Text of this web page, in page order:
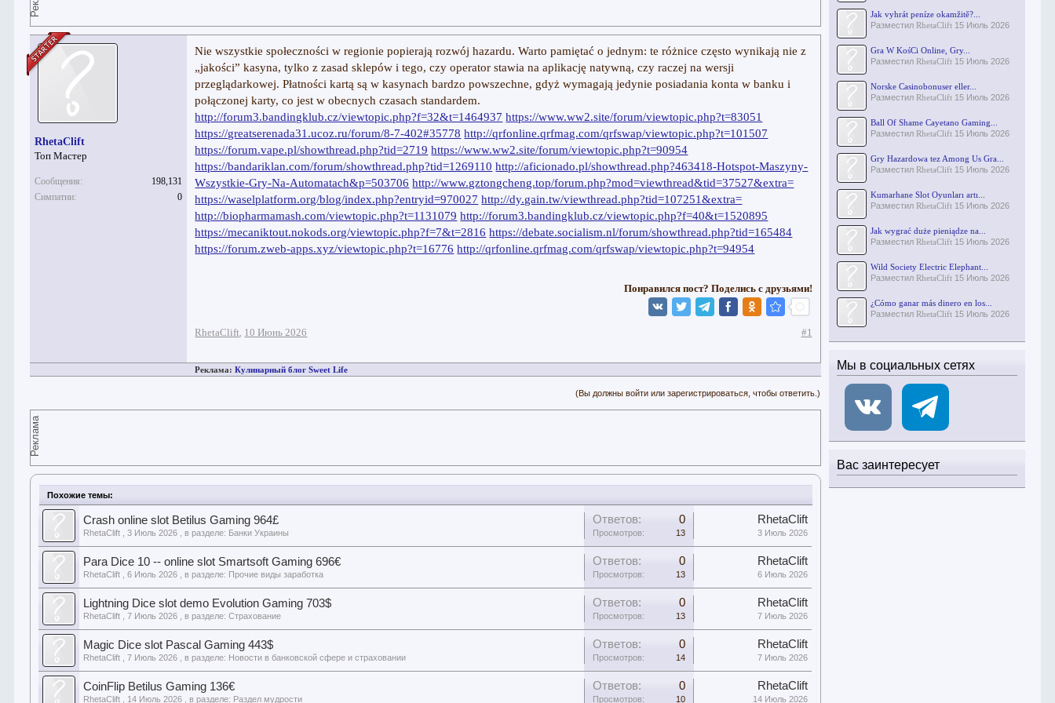
RhetaClift
Топ Мастер
Сообщения:
198,131
Симпатии:
0
Nie wszystkie społeczności w regionie popierają rozwój hazardu. Warto pamiętać o jednym: te różnice często wynikają nie z
„jakości” kasyna, tylko z zasad sklepów i tego, czy operator stawia na aplikację natywną, czy raczej na wersji
przeglądarkowej. Płatności kartą są w kasynach bardzo powszechne, gdyż wymagają jedynie posiadania konta w banku i
połączonej karty, co jest w obecnych czasach standardem.
http://forum3.bandingklub.cz/viewtopic.php?f=32&t=1464937 https://www.ww2.site/forum/viewtopic.php?t=83051
https://greatserenada31.ucoz.ru/forum/8-7-402#35778 http://qrfonline.qrfmag.com/qrfswap/viewtopic.php?t=101507
https://forum.vape.pl/showthread.php?tid=2719 https://www.ww2.site/forum/viewtopic.php?t=90954
https://bandariklan.com/forum/showthread.php?tid=1269110 http://aficionado.pl/showthread.php?463418-Hotspot-Maszyny-
Wszystkie-Gry-Na-Automatach&p=503706 http://www.gztongcheng.top/forum.php?mod=viewthread&tid=37527&extra=
https://waselplatform.org/blog/index.php?entryid=970027 http://dy.gain.tw/viewthread.php?tid=107251&extra=
http://biopharmamash.com/viewtopic.php?t=1131079 http://forum3.bandingklub.cz/viewtopic.php?f=40&t=1520895
https://mecaniktout.nokods.org/viewtopic.php?f=7&t=2816 https://debate.socialism.nl/forum/showthread.php?tid=165484
https://forum.zweb-apps.xyz/viewtopic.php?t=16776 http://qrfonline.qrfmag.com/qrfswap/viewtopic.php?t=94954
Понравился пост? Поделись с друзьями!
RhetaClift 10 Июнь 2026 #1
Реклама: Кулинарный блог Sweet Life
(Вы должны войти или зарегистрироваться, чтобы ответить.)
Реклама
Похожие темы:
Crash online slot Betilus Gaming 964£
RhetaClift ,3 Июль 2026 , в разделе: Банки Украины
Ответов: 0
Просмотров: 13
RhetaClift
3 Июль 2026
Para Dice 10 -- online slot Smartsoft Gaming 696€
RhetaClift ,6 Июль 2026 , в разделе: Прочие виды заработка
Ответов: 0
Просмотров: 13
RhetaClift
6 Июль 2026
Lightning Dice slot demo Evolution Gaming 703$
RhetaClift ,7 Июль 2026 , в разделе:Страхование
Ответов: 0
Просмотров: 13
RhetaClift
7 Июль 2026
Magic Dice slot Pascal Gaming 443$
RhetaClift ,7 Июль 2026 , в разделе: Новости в банковской сфере и страховании
Ответов: 0
Просмотров: 14
RhetaClift
7 Июль 2026
CoinFlip Betilus Gaming 136€
RhetaClift 14 Июль 2026 , в разделе: Раздел мудрости
Ответов: 0
Просмотров: 10
RhetaClift
14 Июль 2026
Jak vyhrát peníze okamžitě?...
Разместил RhetaClift 15 Июль 2026
Gra W KośCi Online, Gry...
Разместил RhetaClift 15 Июль 2026
Norske Casinobonuser eller...
Разместил RhetaClift 15 Июль 2026
Ball Of Shame Cayetano Gaming...
Разместил RhetaClift 15 Июль 2026
Gry Hazardowa tez Among Us Gra...
Разместил RhetaClift 15 Июль 2026
Kumarhane Slot Oyunları artı...
Разместил RhetaClift 15 Июль 2026
Jak wygrać duże pieniądze na...
Разместил RhetaClift 15 Июль 2026
Wild Society Electric Elephant...
Разместил RhetaClift 15 Июль 2026
¿Cómo ganar más dinero en los...
Разместил RhetaClift 15 Июль 2026
Мы в социальных сетях
Вас заинтересует